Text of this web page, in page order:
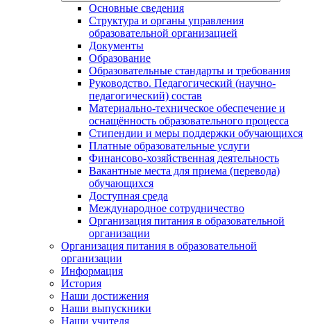
Основные сведения
Структура и органы управления
образовательной организацией
Документы
Образование
Образовательные стандарты и требования
Руководство. Педагогический (научно-
педагогический) состав
Материально-техническое обеспечение и
оснащённость образовательного процесса
Стипендии и меры поддержки обучающихся
Платные образовательные услуги
Финансово-хозяйственная деятельность
Вакантные места для приема (перевода)
обучающихся
Доступная среда
Международное сотрудничество
Организация питания в образовательной
организации
Организация питания в образовательной
организации
Информация
История
Наши достижения
Наши выпускники
Наши учителя